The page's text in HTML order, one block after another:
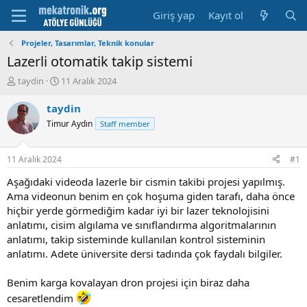
Giriş yap Kayıt ol
Projeler, Tasarımlar, Teknik konular
Lazerli otomatik takip sistemi
K
n
u
y
u
b
a
ş
a
t
a
n
taydin
B
ş
l
a
a
t
a
i
h
i
11 Aralık 2024
taydin
Timur Aydın Staff member
11 Aralık 2024 #1
Aşağıdaki videoda lazerle bir cismin takibi projesi yapılmış.
Ama videonun benim en çok hoşuma giden tarafı, daha önce
hiçbir yerde görmediğim kadar iyi bir lazer teknolojisini
anlatımı, cisim algılama ve sınıflandırma algoritmalarının
anlatımı, takip sisteminde kullanılan kontrol sisteminin
anlatımı. Adete üniversite dersi tadında çok faydalı bilgiler.
Benim karga kovalayan dron projesi için biraz daha
cesaretlendim